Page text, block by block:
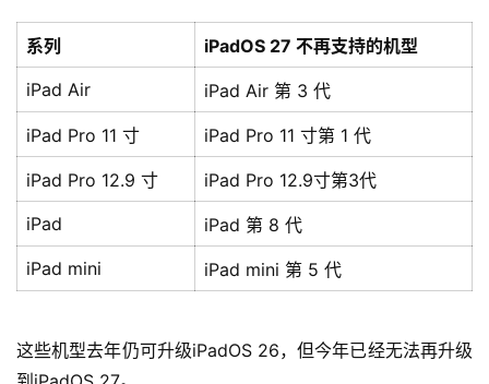
系列
iPadOS 27 不再支持的机型
iPad Air
iPad Air 第 3 代
iPad Pro 11 寸 iPad Pro 11 寸第 1 代
iPad Pro 12.9 寸
iPad Pro 12.9寸第3代
iPad
iPad 第 8 代
iPad mini
iPad mini 第 5 代
这些机型去年仍可升级iPadOS 26，但今年已经无法再升级